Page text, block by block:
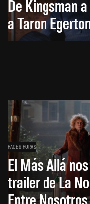
De Kingsman
a Taron
HACE 6 HORAS
El Más Allá
trailer de La
Entre Nosotros